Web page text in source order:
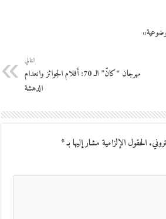
التالي
مهرجان “كانّ” الـ 70: أفلام الجوائز وانعدام
الدهشة
الحقول الإلزامية مشار إليها بـ*